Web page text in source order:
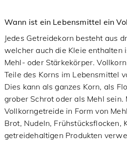
Wann ist ein Lebensmittel ein
Jedes Getreidekorn besteht aus
welcher auch die Kleie enthalten
Mehl- oder Stärkekörper.
Teile des Korns im Lebensmittel
Dies kann als ganzes Korn, als
grober Schrot oder als Mehl sein.
Vollkorngetreide in Form von
Brot, Nudeln, Frühstücksflocken,
getreidehaltigen Produkten